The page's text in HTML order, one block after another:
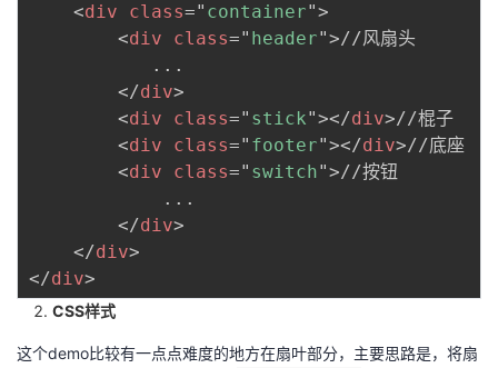
验
收
藏
议
<div class=" container">
<div class=" header">//风扇头
           ...
</div>
<div class=" stick"></div>//棍子
<div class=" footer"></div>//底座
<div class=" switch">//按钮
            ...
</div>
</div>
</div>
CSS样式
这个demo比较有一点点难度的地方在扇叶部分，主要思路是，将扇